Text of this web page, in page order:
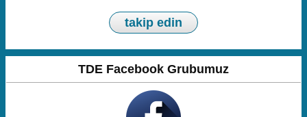
takip edin
TDE Facebook Grubumuz